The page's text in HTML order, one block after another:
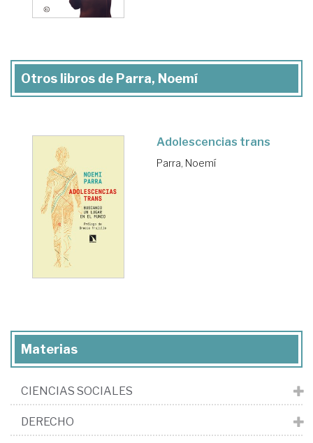
Otros libros de Parra, Noemí
Adolescencias trans
Parra, Noemí
Materias
CIENCIAS SOCIALES
DERECHO